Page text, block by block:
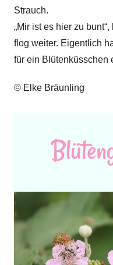
Strauch.
„Mir ist es hier zu
flog weiter. Eigentlich
für ein Blütenküsschen
© Elke Bräunling